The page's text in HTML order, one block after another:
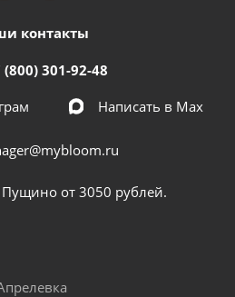
контакты
(800) 301-92-48
Написать в Мах
Пущино от 3050 рублей.